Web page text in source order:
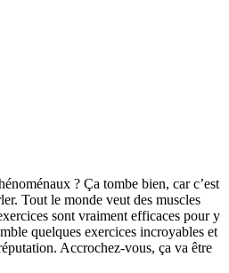
? Ça tombe bien, car c’est
Tout le monde veut des muscles
sont vraiment efficaces pour y
quelques exercices incroyables et
Accrochez-vous, ça va être